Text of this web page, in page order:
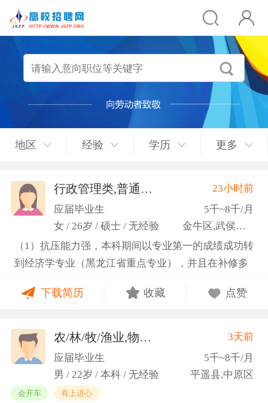
地区 经验 学历 更多
行政管理类,普通教师类
23小时前
应届毕业生
5千~8千/月
女 / 26岁 / 硕士 / 无经验
金牛区,武侯区,青羊区
（1）抗压能力强，本科期间以专业第一的成绩成功转
到经济学专业（黑龙江省重点专业），并且在补修多
学；研一刚入学就跟随导师参加多个项目书撰写，其
基金项目以及国家重大课题项目申报书的撰写。
（2）沟通能力强，2023年9月-2024年6月在研究生管
理办公室担任助管，主要负责硕士、博士研究生开
题、预答辩和正式答辩答辩秘书工作，同时负责研究
下载简历 收藏 点赞
农/林/牧/渔业,物业管理,环保,物流/仓储,人事/行政/后勤
3天前
应届毕业生
5千~8千/月
男 / 22岁 / 本科 / 无经验
平遥县,中原区
会开车 有上进心